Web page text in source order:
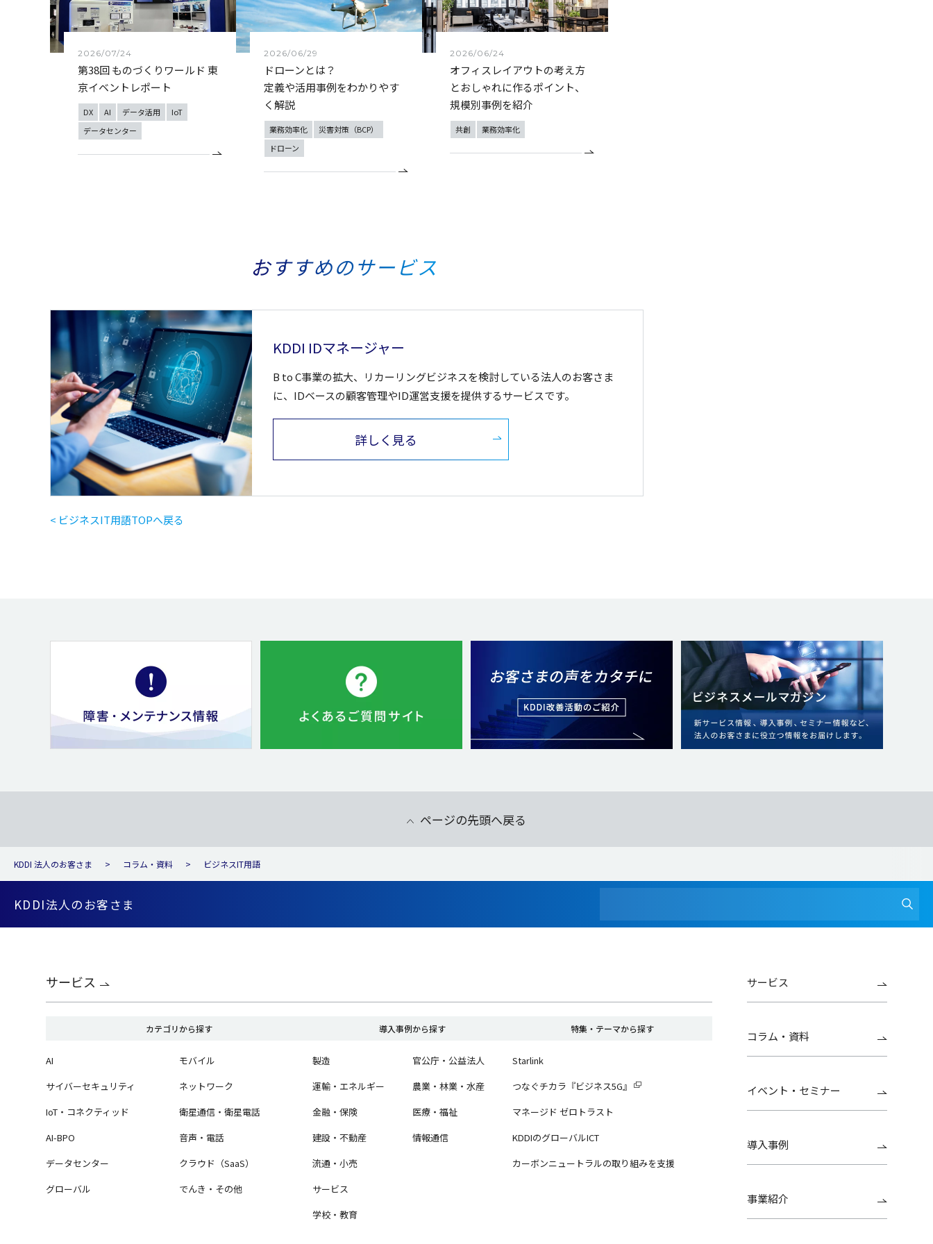
2026/07/24
第38回 ものづくりワールド 東
京イベントレポート
DX AI データ活用
IoT
データセンター
2026/06/29
ドローンとは？
定義や活用事例をわかりやす
く解説
業務効率化
災害対策（BCP）
ドローン
2026/06/24
オフィスレイアウトの考え方
とおしゃれに作るポイント、
規模別事例を紹介
共創 業務効率化
おすすめのサービス
KDDI IDマネージャー
B to C事業の拡大、リカーリングビジネスを検討している法人のお客さま
に、IDベースの顧客管理やID運営支援を提供するサービスです。
詳しく見る
< ビジネスIT用語TOPへ戻る
ページの先頭へ戻る
KDDI 法人のお客さま コラム・資料 ビジネスIT用語
KDDI法人のお客さま
サービス
カテゴリから探す
AI
サイバーセキュリティ
IoT・コネクティッド
AI-BPO
データセンター
グローバル
モバイル
ネットワーク
衛星通信・衛星電話
音声・電話
クラウド（SaaS）
でんき・その他
導入事例から探す
製造
運輸・エネルギー
金融・保険
建設・不動産
流通・小売
サービス
学校・教育
官公庁・公益法人
農業・林業・水産
医療・福祉
情報通信
特集・テーマから探す
Starlink
つなぐチカラ『ビジネス5G』
マネージド ゼロトラスト
KDDIのグローバルICT
カーボンニュートラルの取り組みを支援
サービス
コラム・資料
イベント・セミナー
導入事例
事業紹介